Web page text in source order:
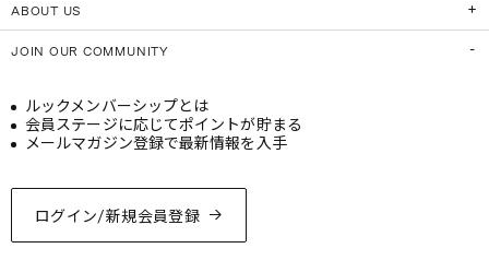
ABOUT US
JOIN OUR COMMUNITY
ログイン/新規会員登録
ルックメンバーシップとは
会員ステージに応じてポイントが貯まる
メールマガジン登録で最新情報を入手